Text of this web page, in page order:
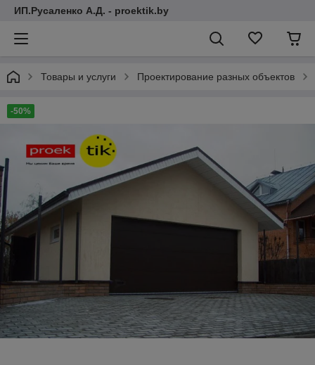
ИП.Русаленко А.Д. - proektik.by
Товары и услуги Проектирование разных объектов
-50%